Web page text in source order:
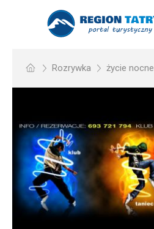
Rozrywka życie nocne